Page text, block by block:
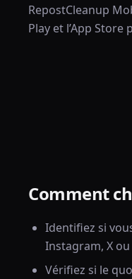
RepostCleanup
Play et l’App
Comment
Identifiez si
Instagram, X
Vérifiez si le